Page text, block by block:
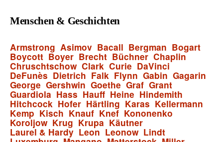
Menschen & Geschichten
Armstrong Asimov Bacall Bergman Bogart
Boycott Boyer Brecht Büchner Chaplin
Chruschtschow Clark Curie DaVinci
DeFunès Dietrich Falk Flynn Gabin Gagarin
George Gershwin Goethe Graf Grant
Guardiola Hass Hauff Heine Hindemith
Hitchcock Hofer Härtling Karas Kellermann
Kemp Kisch Knauf Knef Kononenko
Koroljow Krug Krupa Käutner
Laurel & Hardy Leon Leonow Lindt